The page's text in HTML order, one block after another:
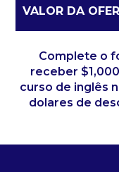
VALOR DA
Complete o
receber
curso de inglês
dolares de